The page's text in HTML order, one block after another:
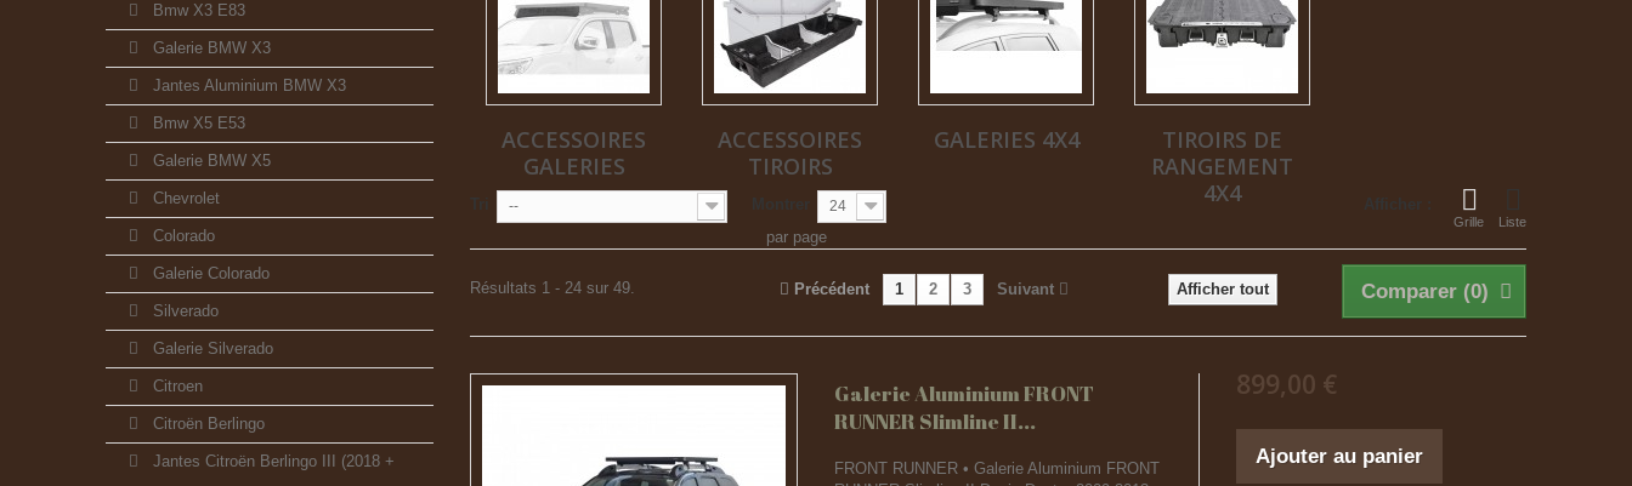
Bmw X3 E83
Galerie BMW X3
Jantes Aluminium BMW X3
Bmw X5 E53
Galerie BMW X5
Chevrolet
Colorado
Galerie Colorado
Silverado
Galerie Silverado
Citroen
Citroën Berlingo
Jantes Citroën Berlingo III (2018 +
ACCESSOIRES
GALERIES
ACCESSOIRES
TIROIRS
GALERIES 4X4
TIROIRS DE
RANGEMENT
4X4
Afficher :
Grille Liste
-- 24
par page
Comparer (0)
Afficher tout
Précédent 1 2 3 Suivant
Résultats 1 - 24 sur 49.
Galerie Aluminium FRONT
RUNNER Slimline II...
FRONT RUNNER • Galerie Aluminium FRONT
899,00 €
Ajouter au panier